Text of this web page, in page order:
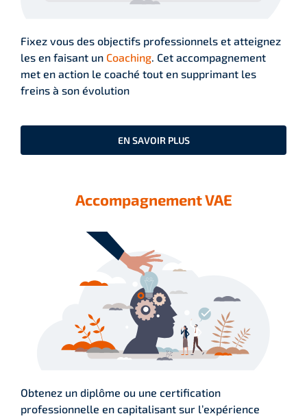
Fixez vous des objectifs professionnels et atteignez
les en faisant un Coaching. Cet accompagnement
met en action le coaché tout en supprimant les
freins à son évolution
EN SAVOIR PLUS
Accompagnement VAE
Obtenez un diplôme ou une certification
professionnelle en capitalisant sur l’expérience